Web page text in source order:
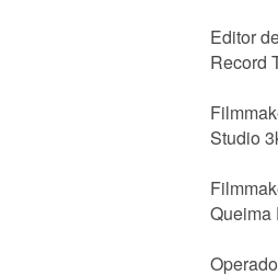
Editor
Record
Studio
Queima